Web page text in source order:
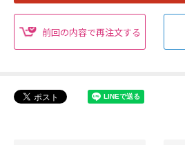
前回の内容で再注文する